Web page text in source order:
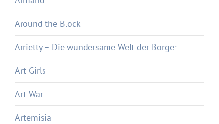
Around the Block
Arrietty – Die wundersame Welt der Borger
Art Girls
Art War
Artemisia